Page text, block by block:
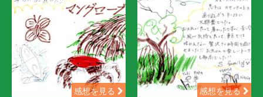
感想を見る
感想を見る